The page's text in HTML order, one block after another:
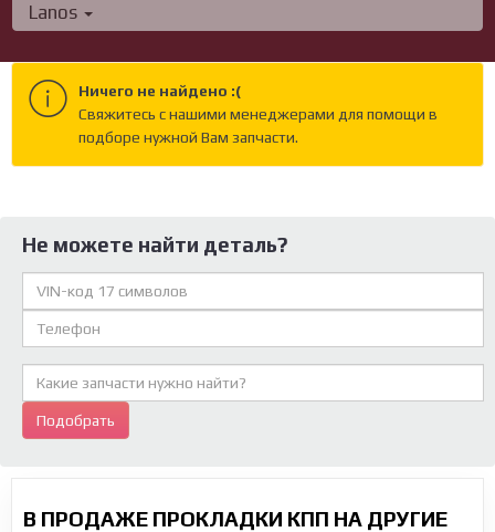
Lanos
Ничего не найдено :(
Cвяжитесь с нашими менеджерами для помощи в
подборе нужной Вам запчасти.
Не можете найти деталь?
Подобрать
В ПРОДАЖЕ ПРОКЛАДКИ КПП НА ДРУГИЕ